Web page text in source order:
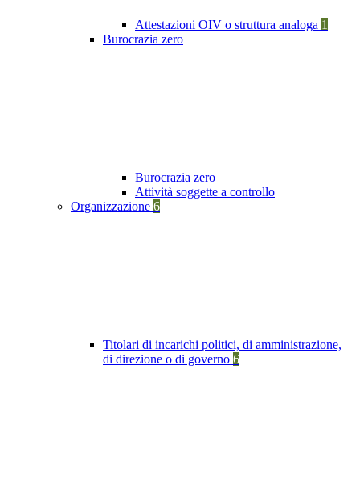
Attestazioni OIV o struttura analoga 1
Burocrazia zero
Burocrazia zero
Attività soggette a controllo
Organizzazione 6
Titolari di incarichi politici, di amministrazione,
di direzione o di governo 6